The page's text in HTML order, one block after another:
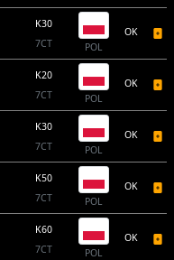
K30
7CT
POL
OK
K20
7CT
POL
OK
K30
7CT
POL
OK
K50
7CT
POL
OK
K60
7CT
POL
OK